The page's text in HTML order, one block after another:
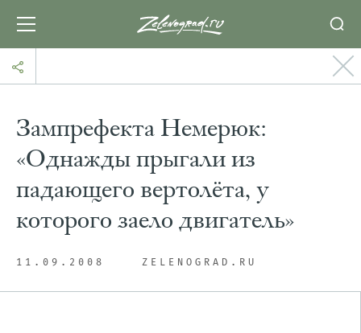
Зампрефекта Немерюк:
«Однажды прыгали из
падающего вертолёта, у
которого заело двигатель»
11.09.2008 ZELENOGRAD.RU